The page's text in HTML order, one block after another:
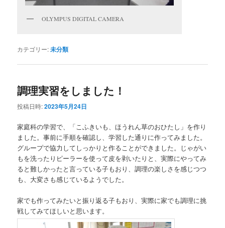
OLYMPUS DIGITAL CAMERA
カテゴリー:未分類
調理実習をしました！
投稿日時:2023年5月24日
家庭科の学習で、「こふきいも、ほうれん草のおひたし」を作り
ました。事前に手順を確認し、学習した通りに作ってみました。
グループで協力してしっかりと作ることができました。じゃがい
もを洗ったりピーラーを使って皮を剥いたりと、実際にやってみ
ると難しかったと言っている子もおり、調理の楽しさを感じつつ
も、大変さも感じているようでした。
家でも作ってみたいと振り返る子もおり、実際に家でも調理に挑
戦してみてほしいと思います。